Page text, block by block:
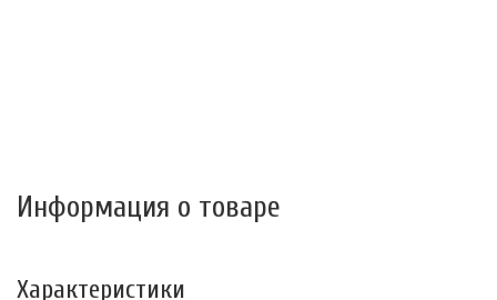
Информация о товаре
Характеристики